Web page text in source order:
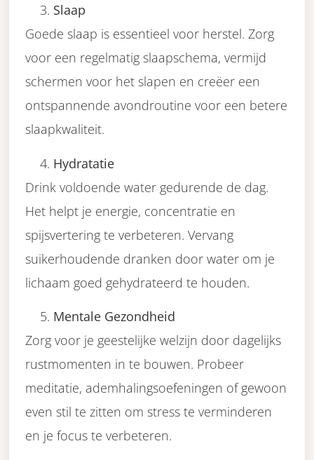
Slaap
Goede slaap is essentieel voor herstel. Zorg
voor een regelmatig slaapschema, vermijd
schermen voor het slapen en creëer een
ontspannende avondroutine voor een betere
slaapkwaliteit.
Hydratatie
Drink voldoende water gedurende de dag.
Het helpt je energie, concentratie en
spijsvertering te verbeteren. Vervang
suikerhoudende dranken door water om je
lichaam goed gehydrateerd te houden.
Mentale Gezondheid
Zorg voor je geestelijke welzijn door dagelijks
rustmomenten in te bouwen. Probeer
meditatie, ademhalingsoefeningen of gewoon
even stil te zitten om stress te verminderen
en je focus te verbeteren.